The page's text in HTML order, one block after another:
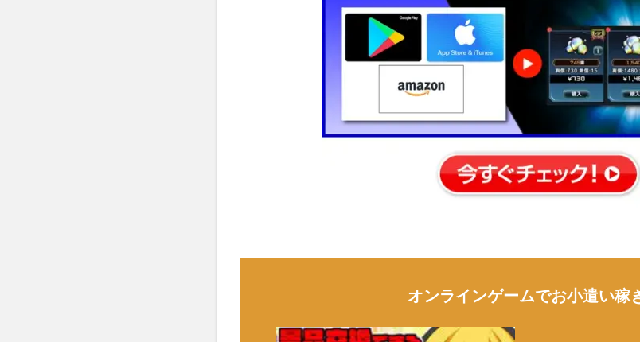
オンラインゲームでお小遣い稼